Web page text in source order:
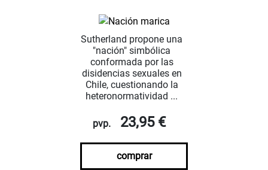
Sutherland propone una
"nación" simbólica
conformada por las
disidencias sexuales en
Chile, cuestionando la
heteronormatividad ...
pvp. 23,95 €
comprar